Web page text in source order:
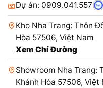
Dự án: 0909.041.557
Kho Nha Trang: Thôn
Hòa 57506, Việt Nam
Xem Chỉ Đường
Showroom Nha Trang:
Khánh Hòa 57506, Việt